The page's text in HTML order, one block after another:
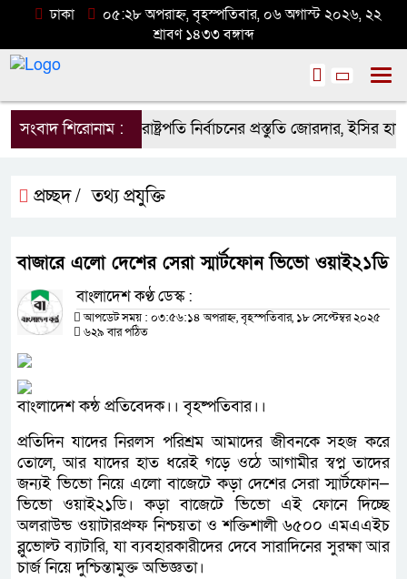
ঢাকা
০৫:২৮ অপরাহ্ন, বৃহস্পতিবার, ০৬ অগাস্ট ২০২৬, ২২
শ্রাবণ ১৪৩৩ বঙ্গাব্দ
সংবাদ শিরোনাম :রাষ্ট্রপতি নির্বাচনের প্রস্তুতি জোরদার, ইসির
প্রচ্ছদ / তথ্য প্রযুক্তি
বাজারে এলো দেশের সেরা স্মার্টফোন ভিভো ওয়াই২১ডি
বাংলাদেশ কণ্ঠ ডেস্ক :
আপডেট সময় : ০৩:৫৬:১৪ অপরাহ্ন, বৃহস্পতিবার, ১৮ সেপ্টেম্বর ২০২৫
৬২৯ বার পঠিত
বাংলাদেশ কন্ঠ প্রতিবেদক।। বৃহষ্পতিবার।।
প্রতিদিন যাদের নিরলস পরিশ্রম আমাদের জীবনকে সহজ করে
তোলে, আর যাদের হাত ধরেই গড়ে ওঠে আগামীর স্বপ্ন তাদের
জন্যই ভিভো নিয়ে এলো বাজেটে কড়া দেশের সেরা স্মার্টফোন—
ভিভো ওয়াই২১ডি। কড়া বাজেটে ভিভো এই ফোনে দিচ্ছে
অলরাউন্ড ওয়াটারপ্রুফ নিশ্চয়তা ও শক্তিশালী ৬৫০০ এমএএইচ
ব্লুভোল্ট ব্যাটারি, যা ব্যবহারকারীদের দেবে সারাদিনের সুরক্ষা আর
চার্জ নিয়ে দুশ্চিন্তামুক্ত অভিজ্ঞতা।